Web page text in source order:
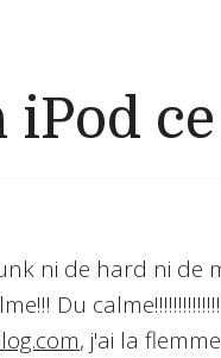
ni de hard ni
Du
, j'ai la